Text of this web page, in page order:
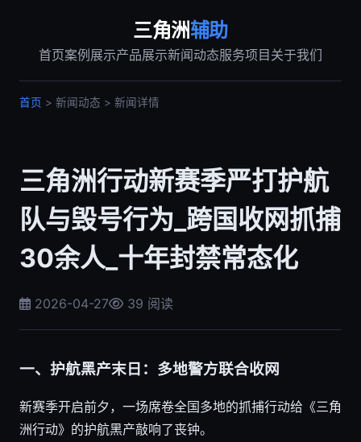
三角洲辅助
首页案例展示产品展示新闻动态服务项目 关于我们
首页 > 新闻动态 > 新闻详情
三角洲行动新赛季严打护航
队与毁号行为_跨国收网抓捕
30余人_十年封禁常态化
2026-04-27 39 阅读
一、护航黑产末日：多地警方联合收网
新赛季开启前夕，一场席卷全国多地的抓捕行动给《三角
洲行动》的护航黑产敲响了丧钟。